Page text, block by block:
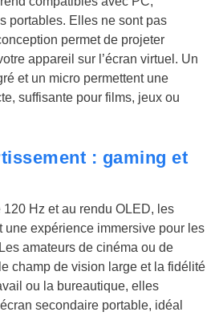
portables. Elles ne sont pas
permet de projeter
appareil sur l’écran virtuel. Un
et un micro permettent une
suffisante pour films, jeux ou
: gaming et
Hz et au rendu OLED, les
une expérience immersive pour les
amateurs de cinéma ou de
champ de vision large et la fidélité
ou la bureautique, elles
secondaire portable, idéal